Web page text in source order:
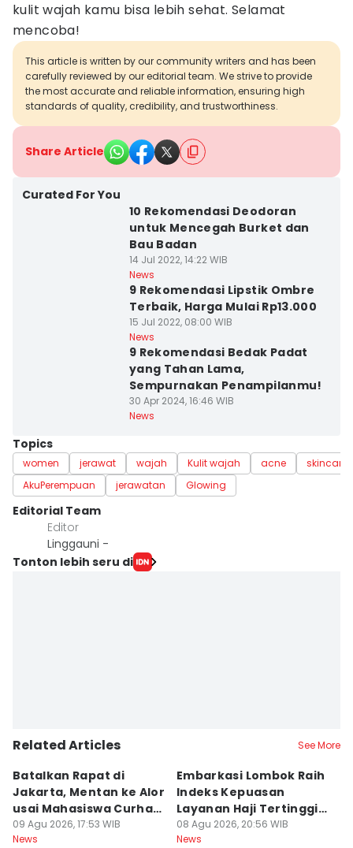
kulit wajah kamu bisa lebih sehat. Selamat
mencoba!
This article is written by our community writers and has been
carefully reviewed by our editorial team. We strive to provide
the most accurate and reliable information, ensuring high
standards of quality, credibility, and trustworthiness.
Share Article
Curated For You
10 Rekomendasi Deodoran
untuk Mencegah Burket dan
Bau Badan
14 Jul 2022, 14:22 WIB
News
9 Rekomendasi Lipstik Ombre
Terbaik, Harga Mulai Rp13.000
15 Jul 2022, 08:00 WIB
News
9 Rekomendasi Bedak Padat
yang Tahan Lama,
Sempurnakan Penampilanmu!
30 Apr 2024, 16:46 WIB
News
Topics
women jerawat wajah Kulit wajah acne
skincare
AkuPerempuan
jerawatan Glowing
Editorial Team
Editor
Linggauni -
Tonton lebih seru di
Related Articles See More
Batalkan Rapat di
Jakarta, Mentan ke Alor
usai Mahasiswa Curhat
Beras Mahal
09 Agu 2026, 17:53 WIB
News
Embarkasi Lombok Raih
Indeks Kepuasan
Layanan Haji Tertinggi
Nasional
08 Agu 2026, 20:56 WIB
News